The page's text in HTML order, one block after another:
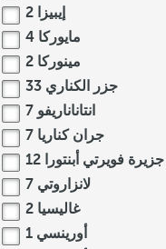
إيبيزا 2
مايوركا 4
مينوركا 2
جزر الكناري 33
انتاناناريفو 7
جران كناريا 7
جزيرة فويرتي أبنتورا 12
لانزاروتي 7
غاليسيا 2
أورينسي 1